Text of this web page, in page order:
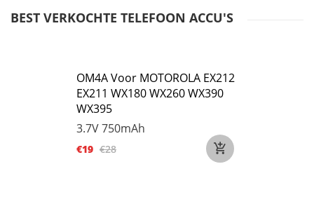
BEST VERKOCHTE TELEFOON ACCU'S
OM4A Voor MOTOROLA EX212
EX211 WX180 WX260 WX390
WX395
3.7V750mAh
€19 €28